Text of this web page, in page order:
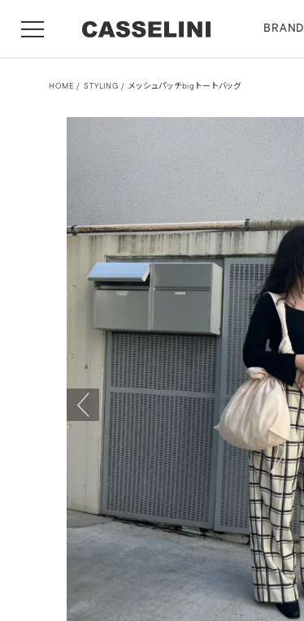
BRAND
HOME STYLING メッシュパッチbigトートバッグ